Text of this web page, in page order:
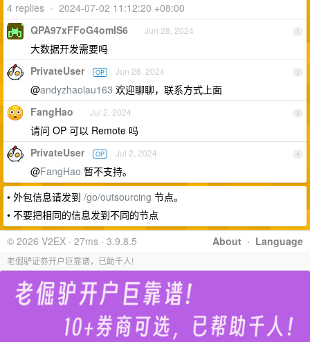
4 replies • 2024-07-02 11:12:20 +08:00
1
QPA97xFFoG4omIS6 Jun 28, 2024
大数据开发需要吗
2
PrivateUser OP Jun 28, 2024
@andyzhaolau163 欢迎聊聊，联系方式上面
3
FangHao Jul 2, 2024
请问 OP 可以 Remote 吗
4
PrivateUser OP Jul 2, 2024
@FangHao 暂不支持。
• 外包信息请发到 /go/outsourcing 节点。
• 不要把相同的信息发到不同的节点
About · Language
© 2026 V2EX · 27ms · 3.9.8.5
老倔驴证券开户巨靠谱，已助千人!